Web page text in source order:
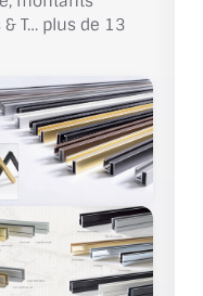
T… plus de 13